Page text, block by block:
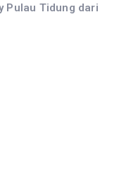
Pulau Tidung dari